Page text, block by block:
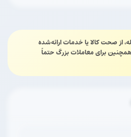
از صحت کالا یا خدمات ارائه‌شده
برای معاملات بزرگ حتماً